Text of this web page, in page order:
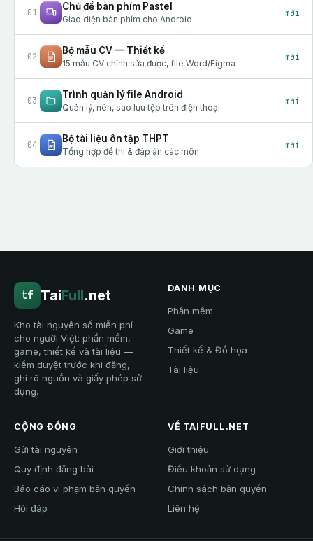
01
Chủ đề bàn phím Pastel
Giao diện bàn phím cho Android
mới
02
Bộ mẫu CV — Thiết kế
15 mẫu CV chỉnh sửa được, file Word/Figma
mới
03
Trình quản lý file Android
Quản lý, nén, sao lưu tệp trên điện thoại
mới
04
Bộ tài liệu ôn tập THPT
Tổng hợp đề thi & đáp án các môn
mới
tf TaiFull.net
Kho tài nguyên số miễn phí
cho người Việt: phần mềm,
game, thiết kế và tài liệu —
kiểm duyệt trước khi đăng,
ghi rõ nguồn và giấy phép sử
dụng.
DANH MỤC
Phần mềm
Game
Thiết kế & Đồ họa
Tài liệu
CỘNG ĐỒNG
Gửi tài nguyên
Quy định đăng bài
Báo cáo vi phạm bản quyền
Hỏi đáp
VỀ TAIFULL.NET
Giới thiệu
Điều khoản sử dụng
Chính sách bản quyền
Liên hệ